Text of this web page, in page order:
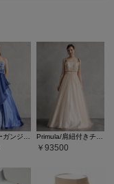
Florette/オーガンジー×レース刺繍ロングドレス Primula/肩紐付きチュール×レース刺?ロングドレス
93500